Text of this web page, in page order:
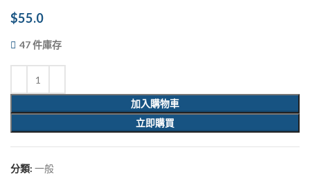
$55.0
47 件庫存
加入購物車
立即購買
分類: 一般